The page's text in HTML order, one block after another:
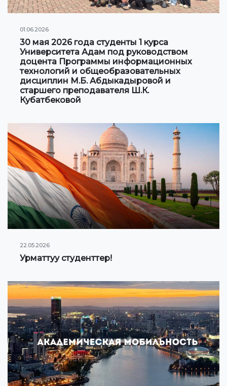
01.06.2026
30 мая 2026 года студенты 1 курса
Университета Адам под руководством
доцента Программы информационных
технологий и общеобразовательных
дисциплин М.Б. Абдыкадыровой и
старшего преподавателя Ш.К.
Кубатбековой
22.05.2026
Урматтуу студенттер!